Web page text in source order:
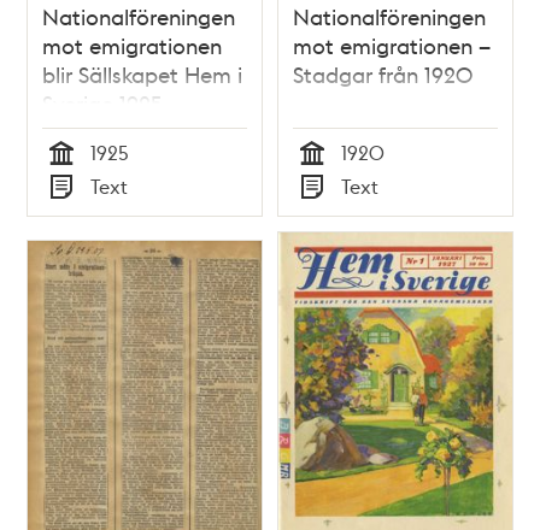
Nationalföreningen
mot emigrationen
blir Sällskapet Hem i
Sverige 1925
Tid
1925
Typ
Text
Nationalföreningen
mot emigrationen –
Stadgar från 1920
Tid
1920
Typ
Text